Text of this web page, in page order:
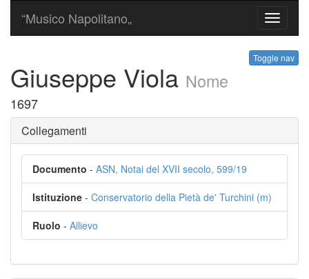
Toggle
“Musico Napolitano„
Toggle nav
Giuseppe Viola Nome
1697
Collegamenti
Documento - ASN, Notai del XVII secolo, 599/19
Istituzione - Conservatorio della Pietà de' Turchini (m)
Ruolo - Allievo